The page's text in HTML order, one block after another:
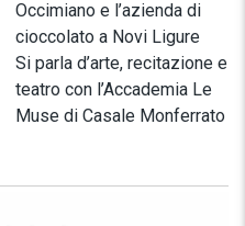
Occimiano e l’azienda di
cioccolato a Novi Ligure
Si parla d’arte, recitazione e
teatro con l’Accademia Le
Muse di Casale Monferrato